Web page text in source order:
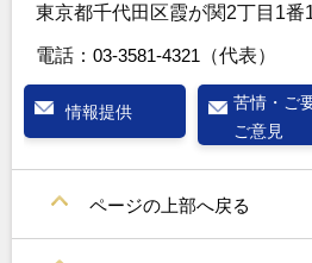
東京都千代田区霞が関2丁目1番
電話： 03-3581-4321 （代表）
情報提供
苦情・ご
ご意見
ページの上部へ戻る